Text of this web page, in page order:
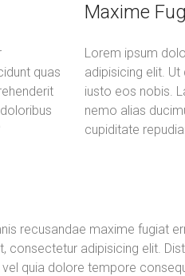
quas
Maxime
Lorem ipsum
adipisicing elit.
iusto eos nobis.
nemo alias
cupiditate
recusandae maxime fugiat
adipisicing elit.
quia dolore tempore